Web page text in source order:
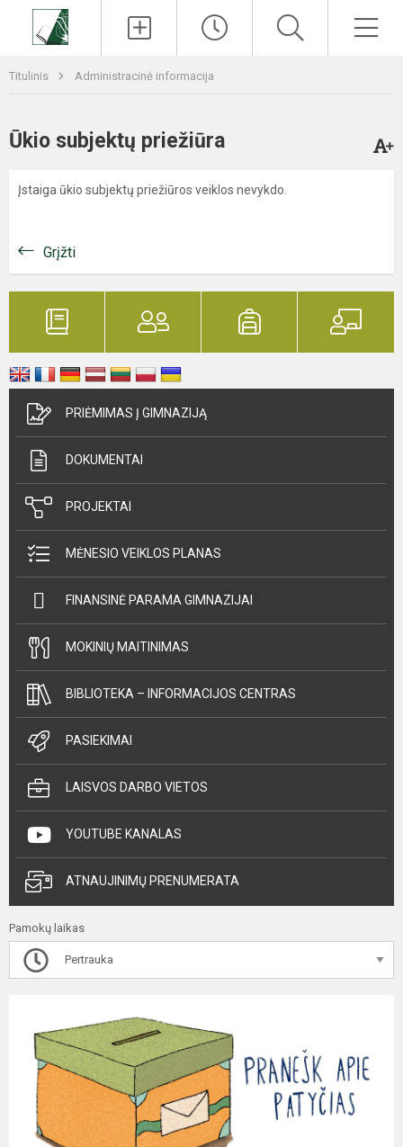
Titulinis Administracinė informacija
Ūkio subjektų priežiūra
Įstaiga ūkio subjektų priežiūros veiklos nevykdo.
Grįžti
PRIĖMIMAS Į GIMNAZIJĄ
DOKUMENTAI
PROJEKTAI
MĖNESIO VEIKLOS PLANAS
FINANSINĖ PARAMA GIMNAZIJAI
MOKINIŲ MAITINIMAS
BIBLIOTEKA – INFORMACIJOS CENTRAS
PASIEKIMAI
LAISVOS DARBO VIETOS
YOUTUBE KANALAS
ATNAUJINIMŲ PRENUMERATA
Pamokų laikas
Pertrauka